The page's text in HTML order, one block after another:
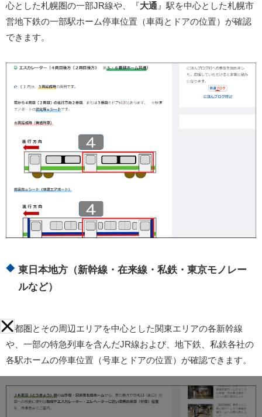
心とした札幌圏の一部JR線や、『大通 』駅を中心とした札幌市
営地下鉄の一部駅ホーム停車位置（車両とドアの位置）が確認
できます。
東日本地方（新幹線・在来線・私鉄・東京モノレー
ルなど）
首都圏とその周辺エリアを中心とした関東エリアの各新幹線
や、一部の特急列車を含んだJR線および、地下鉄、私鉄各社の
各駅ホームの停車位置（号車とドアの位置）が確認できます。